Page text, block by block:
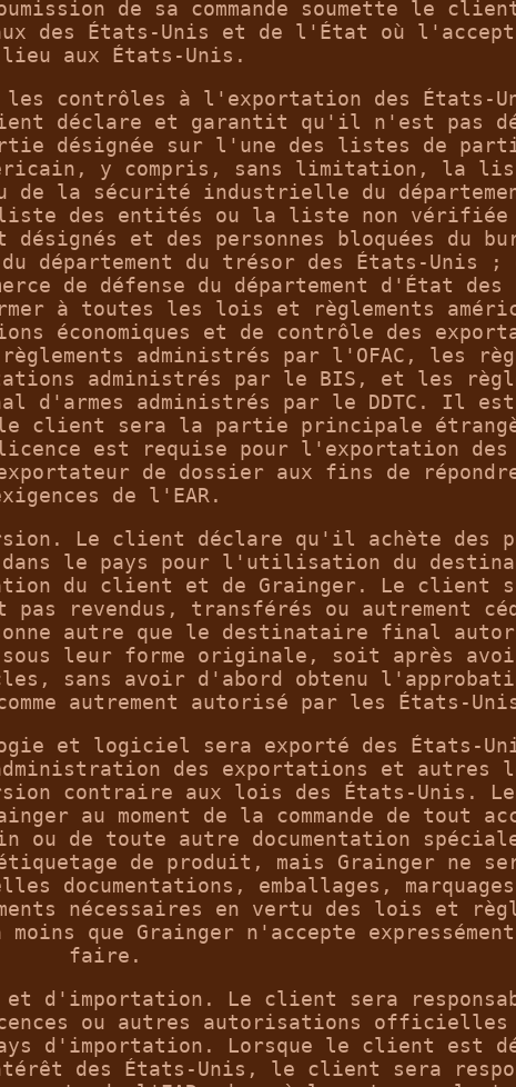
de sa commande soumette le
des États-Unis et de l'État où
lieu aux États-Unis.
les contrôles à l'exportation des États-
déclare et garantit qu'il n'est pas
désignée sur l'une des listes de
y compris, sans limitation, la
de la sécurité industrielle du
liste des entités ou la liste non
et des personnes bloquées du
département du trésor des États-Unis ;
de défense du département d'État des
à toutes les lois et règlements
économiques et de contrôle des
administrés par l'OFAC, les
administrés par le BIS, et les
d'armes administrés par le DDTC. Il est
le client sera la partie principale
est requise pour l'exportation des
de dossier aux fins de
de l'EAR.
Le client déclare qu'il achète des
le pays pour l'utilisation du
du client et de Grainger. Le client
revendus, transférés ou autrement
autre que le destinataire final
leur forme originale, soit après
sans avoir d'abord obtenu
autrement autorisé par les États-
et logiciel sera exporté des États-
des exportations et autres
contraire aux lois des États-Unis.
au moment de la commande de tout
ou de toute autre documentation
de produit, mais Grainger ne
documentations, emballages,
nécessaires en vertu des lois et
que Grainger n'accepte
faire.
d'importation. Le client sera
ou autres autorisations officielles
d'importation. Lorsque le client est
des États-Unis, le client sera